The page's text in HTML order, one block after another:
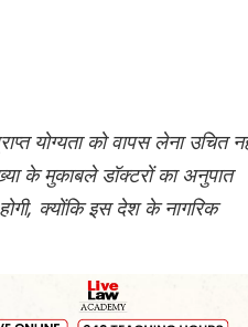
योग्यता को वापस लेना उचित
के मुकाबले डॉक्टरों का अनुपात
होगी, क्योंकि इस देश के नागरिक